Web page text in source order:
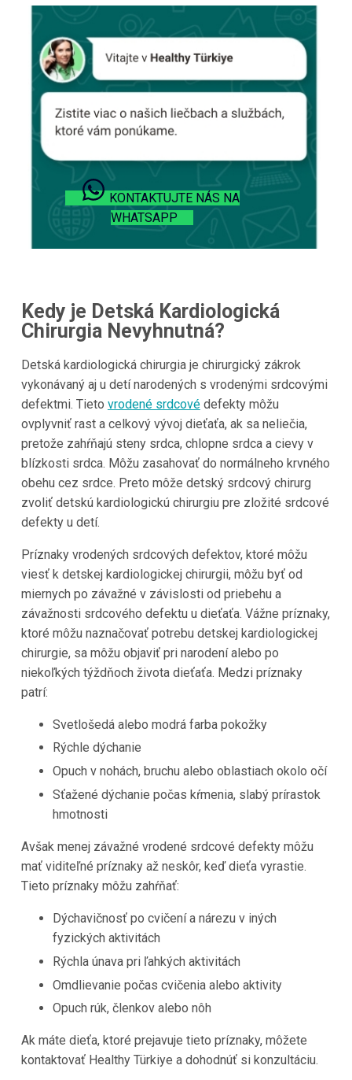
KONTAKTUJTE NÁS NA
WHATSAPP
Kedy je Detská Kardiologická
Chirurgia Nevyhnutná?
Detská kardiologická chirurgia je chirurgický zákrok
vykonávaný aj u detí narodených s vrodenými srdcovými
defektmi. Tieto vrodené srdcovédefekty môžu
ovplyvniť rast a celkový vývoj dieťaťa, ak sa neliečia,
pretože zahŕňajú steny srdca, chlopne srdca a cievy v
blízkosti srdca. Môžu zasahovať do normálneho krvného
obehu cez srdce. Preto môže detský srdcový chirurg
zvoliť detskú kardiologickú chirurgiu pre zložité srdcové
defekty u detí.
Príznaky vrodených srdcových defektov, ktoré môžu
viesť k detskej kardiologickej chirurgii, môžu byť od
miernych po závažné v závislosti od priebehu a
závažnosti srdcového defektu u dieťaťa. Vážne príznaky,
ktoré môžu naznačovať potrebu detskej kardiologickej
chirurgie, sa môžu objaviť pri narodení alebo po
niekoľkých týždňoch života dieťaťa. Medzi príznaky
patrí:
Svetlošedá alebo modrá farba pokožky
Rýchle dýchanie
Opuch v nohách, bruchu alebo oblastiach okolo očí
Sťažené dýchanie počas kŕmenia, slabý prírastok
hmotnosti
Avšak menej závažné vrodené srdcové defekty môžu
mať viditeľné príznaky až neskôr, keď dieťa vyrastie.
Tieto príznaky môžu zahŕňať:
Dýchavičnosť po cvičení a nárezu v iných
fyzických aktivitách
Rýchla únava pri ľahkých aktivitách
Omdlievanie počas cvičenia alebo aktivity
Opuch rúk, členkov alebo nôh
Ak máte dieťa, ktoré prejavuje tieto príznaky, môžete
kontaktovať Healthy Türkiye a dohodnúť si konzultáciu.